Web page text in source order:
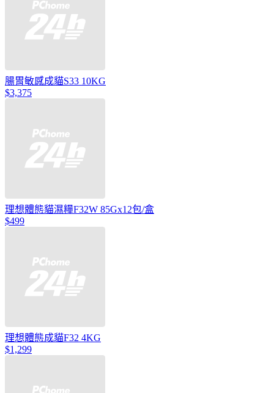
腸胃敏感成貓S33 10KG
$3,375
理想體態貓濕糧F32W 85Gx12包/盒
$499
理想體態成貓F32 4KG
$1,299